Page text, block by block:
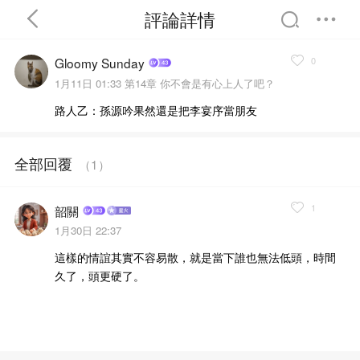
評論詳情
Gloomy Sunday
1月11日 01:33第14章 你不會是有心上人了吧？
0
路人乙：孫源吟果然還是把李宴序當朋友
全部回覆 （1 ）
韶關
1月30日 22:37
1
這樣的情誼其實不容易散，就是當下誰也無法低頭，時間
久了，頭更硬了。
首頁 分類
完結 書屋
我的書架